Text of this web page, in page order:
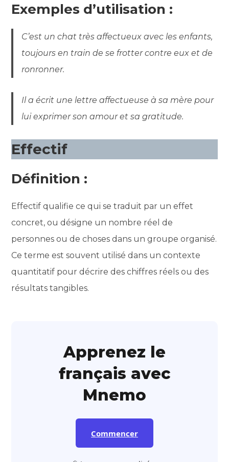
Exemples d’utilisation :
C’est un chat très affectueux avec les enfants,
toujours en train de se frotter contre eux et de
ronronner.
Il a écrit une lettre affectueuse à sa mère pour
lui exprimer son amour et sa gratitude.
Effectif
Définition :
Effectif qualifie ce qui se traduit par un effet
concret, ou désigne un nombre réel de
personnes ou de choses dans un groupe organisé.
Ce terme est souvent utilisé dans un contexte
quantitatif pour décrire des chiffres réels ou des
résultats tangibles.
Apprenez le
français avec
Mnemo
Commencer